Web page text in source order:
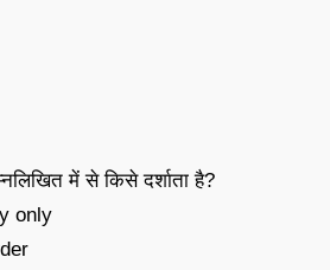
में से किसे दर्शाता है?
only